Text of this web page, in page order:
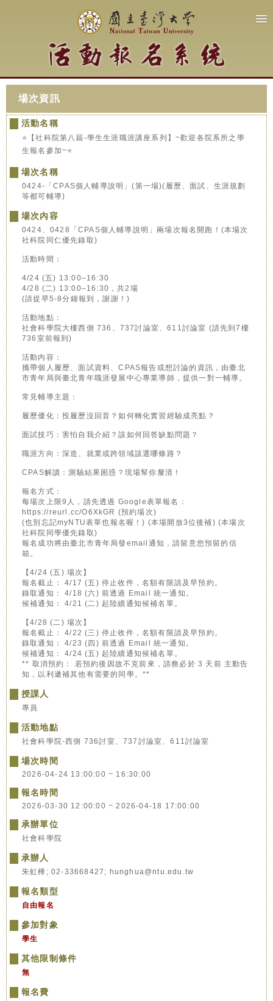
場次資訊
活動名稱
⭐️【社科院第八屆-學生生涯職涯講座系列】~歡迎各院系所之學
生報名參加~⭐️
場次名稱
0424-「CPAS個人輔導說明」(第一場)(履歷、面試、生涯規劃
等都可輔導)
場次內容
0424、0428「CPAS個人輔導說明」兩場次報名開跑！(本場次
社科院同仁優先錄取)
活動時間：
4/24 (五) 13:00–16:30
4/28 (二) 13:00–16:30，共2場
(請提早5-8分鐘報到，謝謝！)
活動地點：
社會科學院大樓西側 736、737討論室、611討論室 (請先到7樓
736室前報到)
活動內容：
攜帶個人履歷、面試資料、CPAS報告或想討論的資訊，由臺北
市青年局與臺北青年職涯發展中心專業導師，提供一對一輔導。
常見輔導主題：
履歷優化：投履歷沒回音？如何轉化實習經驗成亮點？
面試技巧：害怕自我介紹？該如何回答缺點問題？
職涯方向：深造、就業或跨領域該選哪條路？
CPAS解讀：測驗結果困惑？現場幫你釐清！
報名方式：
每場次上限9人，請先透過 Google表單報名：
https://reurl.cc/O6XkGR (預約場次)
(也別忘記myNTU表單也報名喔！) (本場開放3位後補) (本場次
社科院同學優先錄取)
報名成功將由臺北市青年局發email通知，請留意您預留的信
箱。
【4/24 (五) 場次】
報名截止： 4/17 (五) 停止收件，名額有限請及早預約。
錄取通知： 4/18 (六) 前透過 Email 統一通知。
候補通知： 4/21 (二) 起陸續通知候補名單。
【4/28 (二) 場次】
報名截止： 4/22 (三) 停止收件，名額有限請及早預約。
錄取通知： 4/23 (四) 前透過 Email 統一通知。
候補通知： 4/24 (五) 起陸續通知候補名單。
** 取消預約： 若預約後因故不克前來，請務必於 3 天前 主動告
知，以利遞補其他有需要的同學。**
授課人
專員
活動地點
社會科學院-西側 736討室、737討論室、611討論室
場次時間
2026-04-24 13:00:00 ~ 16:30:00
報名時間
2026-03-30 12:00:00 ~ 2026-04-18 17:00:00
承辦單位
社會科學院
承辦人
朱虹樺; 02-33668427; hunghua@ntu.edu.tw
報名類型
自由報名
參加對象
學生
其他限制條件
無
報名費